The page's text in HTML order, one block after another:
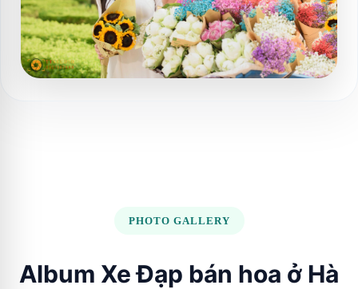
PHOTO GALLERY
Album Xe Đạp bán hoa ở Hà